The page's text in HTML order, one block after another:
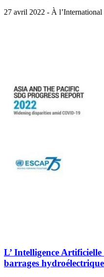
27 avril 2022 - À l’International
L’ Intelligence Artificielle
barrages